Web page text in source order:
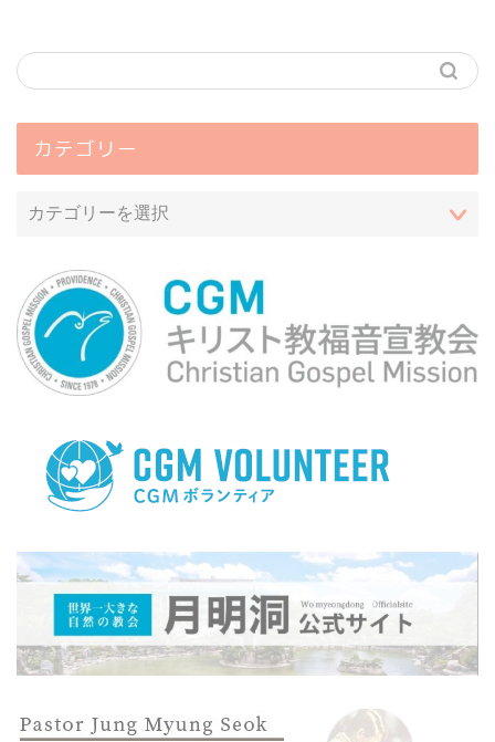
カテゴリー